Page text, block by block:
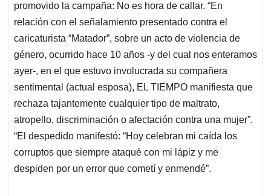
promovido la campaña: No es hora de callar. “En
relación con el señalamiento presentado contra el
caricaturista “Matador”, sobre un acto de violencia de
género, ocurrido hace 10 años -y del cual nos enteramos
ayer-, en el que estuvo involucrada su compañera
sentimental (actual esposa), EL TIEMPO manifiesta que
rechaza tajantemente cualquier tipo de maltrato,
atropello, discriminación o afectación contra una mujer”.
“El despedido manifestó: “Hoy celebran mi caída los
corruptos que siempre ataqué con mi lápiz y me
despiden por un error que cometí y enmendé”.